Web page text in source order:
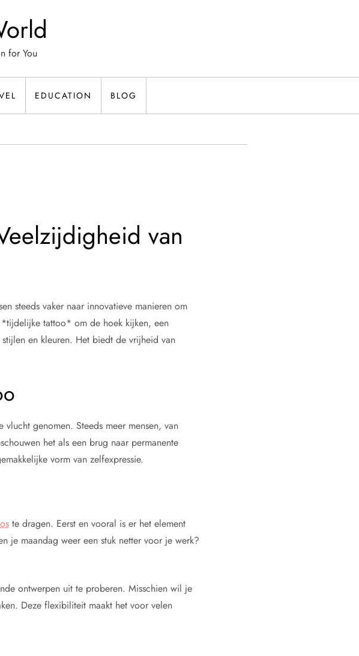
for You
EDUCATION BLOG
van
steeds vaker naar innovatieve manieren om
tattoo* om de hoek kijken, een
en kleuren. Het biedt de vrijheid van
genomen. Steeds meer mensen, van
het als een brug naar permanente
vorm van zelfexpressie.
te dragen. Eerst en vooral is er het element
maandag weer een stuk netter voor je werk?
ontwerpen uit te proberen. Misschien wil je
Deze flexibiliteit maakt het voor velen